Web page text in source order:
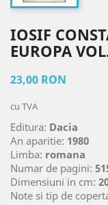
IOSIF
EUROPA
23,00 RON
cu TVA
Editura: Dacia
An aparitie: 1980
Limba: romana
Numar de pagini:
Dimensiuni in cm:
Note si tip de